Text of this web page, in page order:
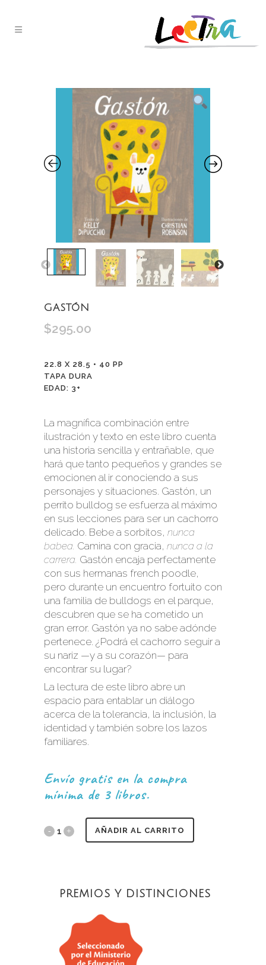
GASTÓN
$295.00
22.8 X 28.5 • 40 PP
TAPA DURA
EDAD: 3+
La magnífica combinación entre
ilustración y texto en este libro cuenta
una historia sencilla y entrañable, que
hará que tanto pequeños y grandes se
emocionen al ir conociendo a sus
personajes y situaciones. Gastón, un
perrito bulldog se esfuerza al máximo
en sus lecciones para ser un cachorro
delicado. Bebe a sorbitos, nunca
babea. Camina con gracia, nunca a la
carrera. Gastón encaja perfectamente
con sus hermanas french poodle,
pero durante un encuentro fortuito con
una familia de bulldogs en el parque,
descubren que se ha cometido un
gran error. Gastón ya no sabe adónde
pertenece. ¿Podrá el cachorro seguir a
su nariz —y a su corazón— para
encontrar su lugar?
La lectura de este libro abre un
espacio para entablar un diálogo
acerca de la tolerancia, la inclusión, la
identidad y también sobre los lazos
familiares.
Envío gratis en la compra
mínima de 3 libros.
AÑADIR AL CARRITO
PREMIOS Y DISTINCIONES